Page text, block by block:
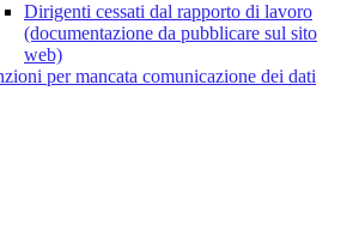
Dirigenti cessati dal rapporto di lavoro
(documentazione da pubblicare sul sito
web)
per mancata comunicazione dei dati